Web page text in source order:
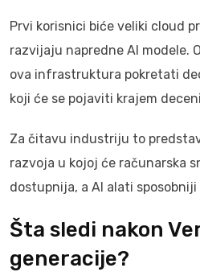
Prvi korisnici biće veliki cloud
razvijaju napredne AI modele.
ova infrastruktura pokretati
koji će se pojaviti krajem
Za čitavu industriju to
razvoja u kojoj će računarska
dostupnija, a AI alati
Šta sledi nakon
generacije?